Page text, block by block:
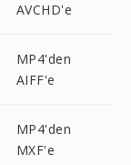
AVCHD'e
MP4'den
AIFF'e
MP4'den
MXF'e